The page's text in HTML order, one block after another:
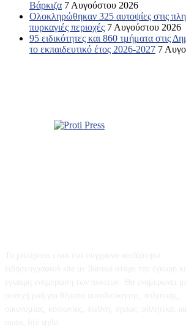
Βάρκιζα 7 Αυγούστου 2026
Ολοκληρώθηκαν 325 αυτοψίες στις
πυρκαγιές περιοχές 7 Αυγούστου 2026
95 ειδικότητες και 860 τμήματα στις
το εκπαιδευτικό έτος 2026-2027 7